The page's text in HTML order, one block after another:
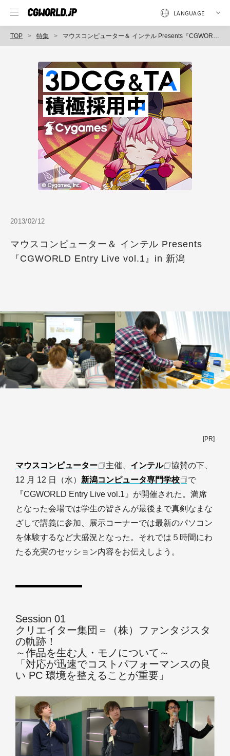
TOP 特集 マウスコンピューター＆ インテル Presents『CGWORLD Entry Live vol.1』in 新潟
2013/02/12
マウスコンピューター＆ インテル Presents
『CGWORLD Entry Live vol.1』in 新潟
[PR]
マウスコンピューター 主催、 インテル
協賛の下、
12 月 12 日（水） 新潟コンピュータ専門学校
で
『CGWORLD Entry Live vol.1』が開催された。満席
となった会場では学生の皆さんが最後まで真剣なまな
ざしで講義に参加、展示コーナーでは最新のパソコン
を体験するなど大盛況となった。それでは５時間にわ
たる充実のセッション内容をお伝えしよう。
Session 01
クリエイター集団＝（株）ファンタジスタ
の軌跡！
～作品を生む人・モノについて～
「対応が迅速でコストパフォーマンスの良
い PC 環境を整えることが重要」